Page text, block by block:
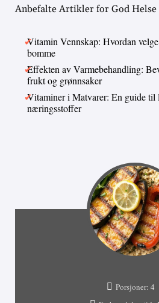
Anbefalte Artikler for God
Vitamin Vennskap: Hvordan
bomme
Effekten av Varmebehandling:
frukt og grønnsaker
Vitaminer i Matvarer: En guide til
næringsstoffer
Porsjoner: 4